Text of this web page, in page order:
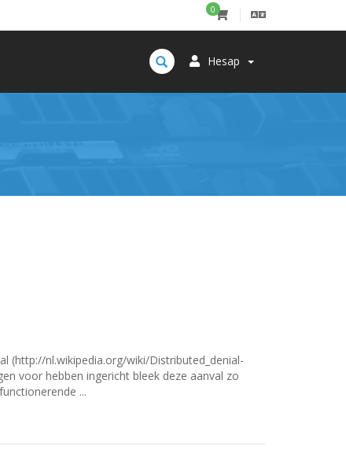
0
Hesap
(http://nl.wikipedia.org/wiki/Distributed_denial-
voor hebben ingericht bleek deze aanval zo
...